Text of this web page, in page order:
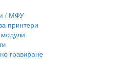
/ МФУ
принтери
гравиране